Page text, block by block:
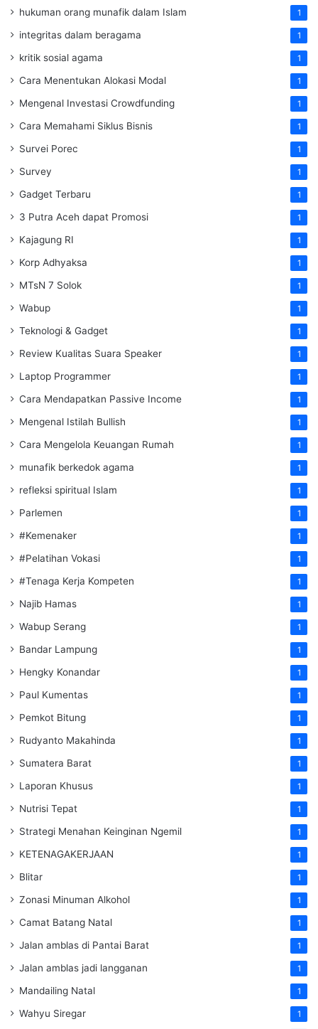
hukuman orang munafik dalam Islam 1
integritas dalam beragama 1
kritik sosial agama 1
Cara Menentukan Alokasi Modal 1
Mengenal Investasi Crowdfunding 1
Cara Memahami Siklus Bisnis 1
Survei Porec 1
Survey 1
Gadget Terbaru 1
3 Putra Aceh dapat Promosi 1
Kajagung RI 1
Korp Adhyaksa 1
MTsN 7 Solok 1
Wabup 1
Teknologi & Gadget 1
Review Kualitas Suara Speaker 1
Laptop Programmer 1
Cara Mendapatkan Passive Income 1
Mengenal Istilah Bullish 1
Cara Mengelola Keuangan Rumah 1
munafik berkedok agama 1
refleksi spiritual Islam 1
Parlemen 1
#Kemenaker 1
#Pelatihan Vokasi 1
#Tenaga Kerja Kompeten 1
Najib Hamas 1
Wabup Serang 1
Bandar Lampung 1
Hengky Konandar 1
Paul Kumentas 1
Pemkot Bitung 1
Rudyanto Makahinda 1
Sumatera Barat 1
Laporan Khusus 1
Nutrisi Tepat 1
Strategi Menahan Keinginan Ngemil 1
KETENAGAKERJAAN 1
Blitar 1
Zonasi Minuman Alkohol 1
Camat Batang Natal 1
Jalan amblas di Pantai Barat 1
Jalan amblas jadi langganan 1
Mandailing Natal 1
Wahyu Siregar 1